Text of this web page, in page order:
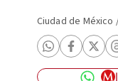
Ciudad de México